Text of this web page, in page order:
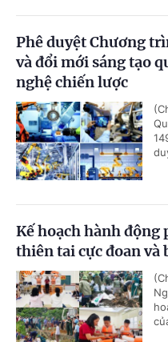
Phê duyệt Chương
và đổi mới sáng tạo
nghệ chiến lược
Kế hoạch hành động
thiên tai cực đoan và